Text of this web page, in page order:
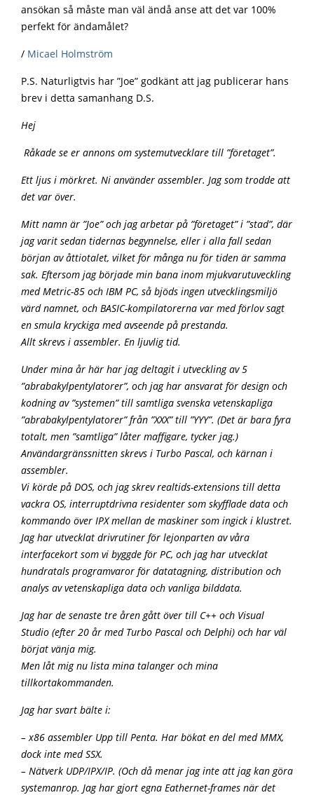
ansökan så måste man väl ändå anse att det var 100%
perfekt för ändamålet?
/ Micael Holmström
P.S. Naturligtvis har ”Joe” godkänt att jag publicerar hans
brev i detta samanhang D.S.
Hej
Råkade se er annons om systemutvecklare till ”företaget”.
Ett ljus i mörkret. Ni använder assembler. Jag som trodde att
det var över.
Mitt namn är ”Joe” och jag arbetar på ”företaget” i ”stad”, där
jag varit sedan tidernas begynnelse, eller i alla fall sedan
början av åttiotalet, vilket för många nu för tiden är samma
sak. Eftersom jag började min bana inom mjukvarutuveckling
med Metric-85 och IBM PC, så bjöds ingen utvecklingsmiljö
värd namnet, och BASIC-kompilatorerna var med förlov sagt
en smula kryckiga med avseende på prestanda.
Allt skrevs i assembler. En ljuvlig tid.
Under mina år här har jag deltagit i utveckling av 5
”abrabakylpentylatorer”, och jag har ansvarat för design och
kodning av ”systemen” till samtliga svenska vetenskapliga
”abrabakylpentylatorer” från ”XXX” till ”YYY”. (Det är bara fyra
totalt, men ”samtliga” låter maffigare, tycker jag.)
Användargränssnitten skrevs i Turbo Pascal, och kärnan i
assembler.
Vi körde på DOS, och jag skrev realtids-extensions till detta
vackra OS, interruptdrivna residenter som skyfflade data och
kommando över IPX mellan de maskiner som ingick i klustret.
Jag har utvecklat drivrutiner för lejonparten av våra
interfacekort som vi byggde för PC, och jag har utvecklat
hundratals programvaror för datatagning, distribution och
analys av vetenskapliga data och vanliga bilddata.
Jag har de senaste tre åren gått över till C++ och Visual
Studio (efter 20 år med Turbo Pascal och Delphi) och har väl
börjat vänja mig.
Men låt mig nu lista mina talanger och mina
tillkortakommanden.
Jag har svart bälte i:
– x86 assembler Upp till Penta. Har bökat en del med MMX,
dock inte med SSX.
– Nätverk UDP/IPX/IP. (Och då menar jag inte att jag kan göra
systemanrop. Jag har gjort egna Eathernet-frames när det